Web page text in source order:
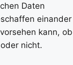
Daten
einander
kann, ob
nicht.